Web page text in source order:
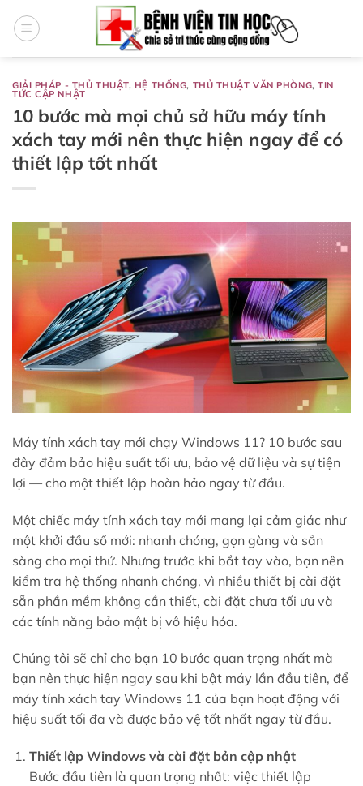
qua
GIẢI PHÁP - THỦ THUẬT, HỆ THỐNG, THỦ THUẬT VĂN PHÒNG,TIN
TỨC CẬP NHẬT
10 bước mà mọi chủ sở hữu máy tính
xách tay mới nên thực hiện ngay để có
thiết lập tốt nhất
Máy tính xách tay mới chạy Windows 11? 10 bước sau
đây đảm bảo hiệu suất tối ưu, bảo vệ dữ liệu và sự tiện
lợi — cho một thiết lập hoàn hảo ngay từ đầu.
Một chiếc máy tính xách tay mới mang lại cảm giác như
một khởi đầu số mới: nhanh chóng, gọn gàng và sẵn
sàng cho mọi thứ. Nhưng trước khi bắt tay vào, bạn nên
kiểm tra hệ thống nhanh chóng, vì nhiều thiết bị cài đặt
sẵn phần mềm không cần thiết, cài đặt chưa tối ưu và
các tính năng bảo mật bị vô hiệu hóa.
Chúng tôi sẽ chỉ cho bạn 10 bước quan trọng nhất mà
bạn nên thực hiện ngay sau khi bật máy lần đầu tiên, để
máy tính xách tay Windows 11 của bạn hoạt động với
hiệu suất tối đa và được bảo vệ tốt nhất ngay từ đầu.
Thiết lập Windows và cài đặt bản cập nhật
Bước đầu tiên là quan trọng nhất: việc thiết lập